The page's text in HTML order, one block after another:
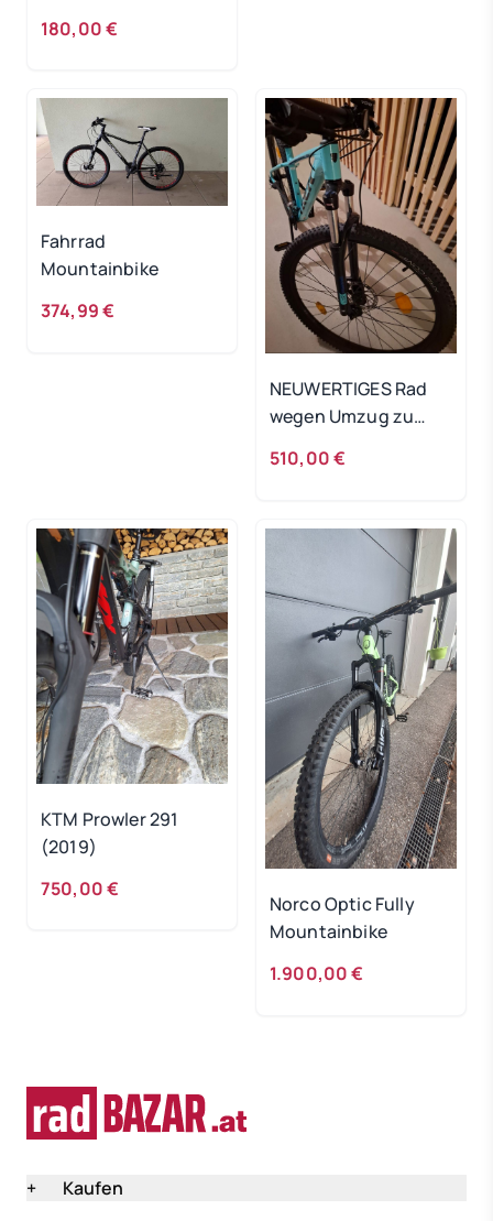
180,00 €
Fahrrad
Mountainbike
374,99 €
NEUWERTIGES Rad
wegen Umzug zu
510,00 €
KTM Prowler 291
(2019)
750,00 €
Norco Optic Fully
Mountainbike
1.900,00 €
+ Kaufen